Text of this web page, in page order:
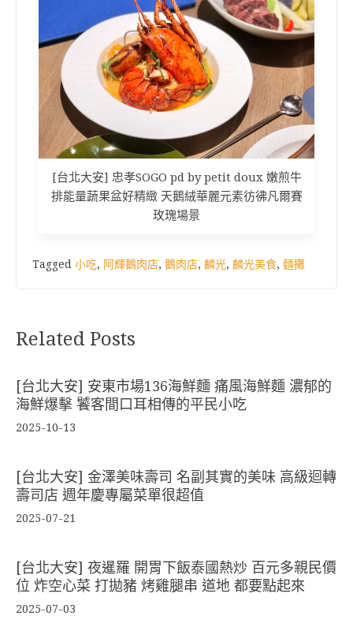
[台北大安] 忠孝SOGO pd by petit doux 嫩煎牛
排能量蔬果盆好精緻 天鵝絨華麗元素彷彿凡爾賽
玫瑰場景
Tagged 小吃, 阿輝鵝肉店, 鵝肉店, 麟光, 麟光美食, 麵攤
Related Posts
[台北大安] 安東市場136海鮮麵 痛風海鮮麵 濃郁的
海鮮爆擊 饕客間口耳相傳的平民小吃
2025-10-13
[台北大安] 金澤美味壽司 名副其實的美味 高級迴轉
壽司店 週年慶專屬菜單很超值
2025-07-21
[台北大安] 夜暹羅 開胃下飯泰國熱炒 百元多親民價
位 炸空心菜 打拋豬 烤雞腿串 道地 都要點起來
2025-07-03